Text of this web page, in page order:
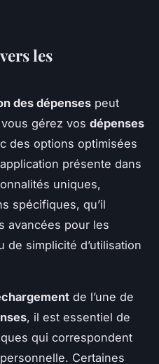
les
des dépenses peut
gérez vos dépenses
des options optimisées
présente dans
uniques,
spécifiques, qu’il
avancées pour les
simplicité d’utilisation
de l’une de
, il est essentiel de
qui correspondent
Certaines